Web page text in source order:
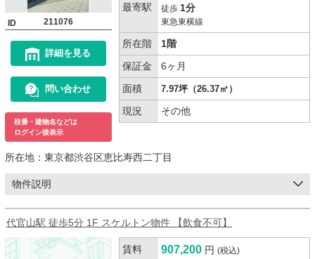
ID 211076
詳細を見る
問い合わせ
枝番・建物名などは
ログイン後表示
最寄駅 徒歩 1分
東急東横線
所在階
1階
保証金
6ヶ月
面積
7.97坪（26.37㎡）
現況 その他
所在地： 東京都渋谷区恵比寿西二丁目
物件説明
代官山駅 徒歩5分 1F スケルトン物件 【飲食不可】
賃料 907,200 円 (税込)